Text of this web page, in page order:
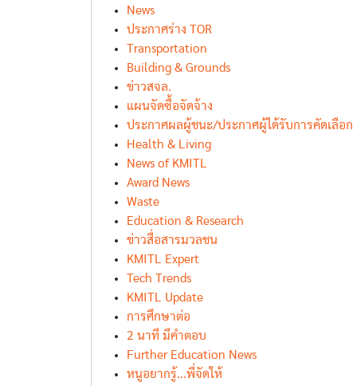
News
ประกาศร่าง TOR
Transportation
Building & Grounds
ข่าวสจล.
แผนจัดซื้อจัดจ้าง
ประกาศผลผู้ชนะ/ประกาศผู้ได้รับการคัดเลือก
Health & Living
News of KMITL
Award News
Waste
Education & Research
ข่าวสื่อสารมวลชน
KMITL Expert
Tech Trends
KMITL Update
การศึกษาต่อ
2 นาที มีคำตอบ
Further Education News
หนูอยากรู้...พี่จัดให้